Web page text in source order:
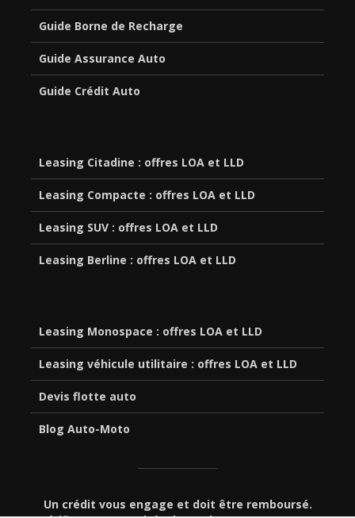
Guide Borne de Recharge
Guide Assurance Auto
Guide Crédit Auto
Leasing Citadine : offres LOA et LLD
Leasing Compacte : offres LOA et LLD
Leasing SUV : offres LOA et LLD
Leasing Berline : offres LOA et LLD
Leasing Monospace : offres LOA et LLD
Leasing véhicule utilitaire : offres LOA et LLD
Devis flotte auto
Blog Auto-Moto
Un crédit vous engage et doit être remboursé.